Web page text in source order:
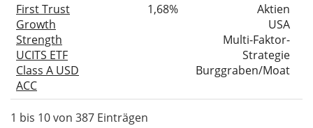
First Trust
Growth
Strength
UCITS ETF
Class A USD
ACC
1,68%
Aktien
USA
Multi-Faktor-
Strategie
Burggraben/Moat
1 bis 10 von 387 Einträgen